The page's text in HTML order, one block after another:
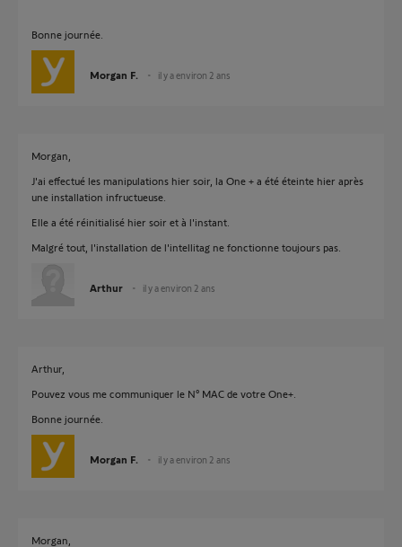
Bonne journée.
Morgan F. il y a environ 2 ans
Morgan,
J'ai effectué les manipulations hier soir, la One + a été éteinte hier après
une installation infructueuse.
Elle a été réinitialisé hier soir et à l'instant.
Malgré tout, l'installation de l'intellitag ne fonctionne toujours pas.
Arthur il y a environ 2 ans
Arthur,
Pouvez vous me communiquer le N° MAC de votre One+.
Bonne journée.
Morgan F. il y a environ 2 ans
Morgan,